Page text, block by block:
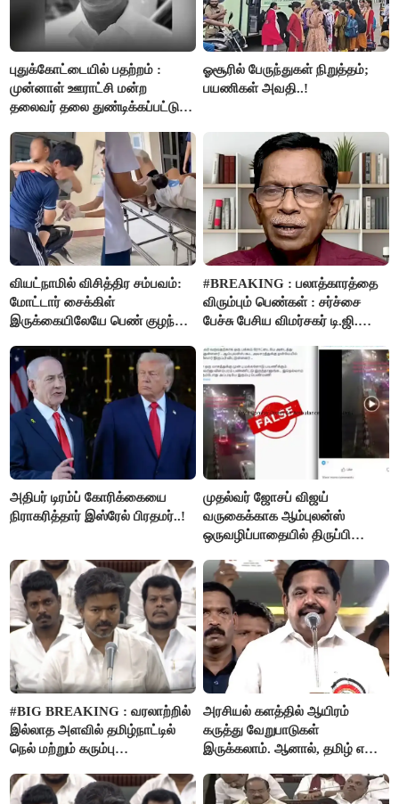
புதுக்கோட்டையில் பதற்றம் :
முன்னாள் ஊராட்சி மன்ற
தலைவர் தலை துண்டிக்கப்பட்டு
ஓசூரில் பேருந்துகள் நிறுத்தம்;
பயணிகள் அவதி..!
வியட்நாமில் விசித்திர சம்பவம்:
மோட்டார் சைக்கிள்
இருக்கையிலேயே பெண் குழந்தை
#BREAKING : பலாத்காரத்தை
விரும்பும் பெண்கள் : சர்ச்சை
பேச்சு பேசிய விமர்சகர் டி.ஜி.
அதிபர் டிரம்ப் கோரிக்கையை
நிராகரித்தார் இஸ்ரேல் பிரதமர்..!
முதல்வர் ஜோசப் விஜய்
வருகைக்காக ஆம்புலன்ஸ்
ஒருவழிப்பாதையில் திருப்பி
தான்..!
#BIG BREAKING : வரலாற்றில்
இல்லாத அளவில் தமிழ்நாட்டில்
நெல் மற்றும் கரும்பு
ஊக்கத்தொகையை உயர்த்த
அரசியல் களத்தில் ஆயிரம்
கருத்து வேறுபாடுகள்
இருக்கலாம். ஆனால், தமிழ் என்று
தமிழர்கள் - எடப்பாடி பழனிசாமி..!